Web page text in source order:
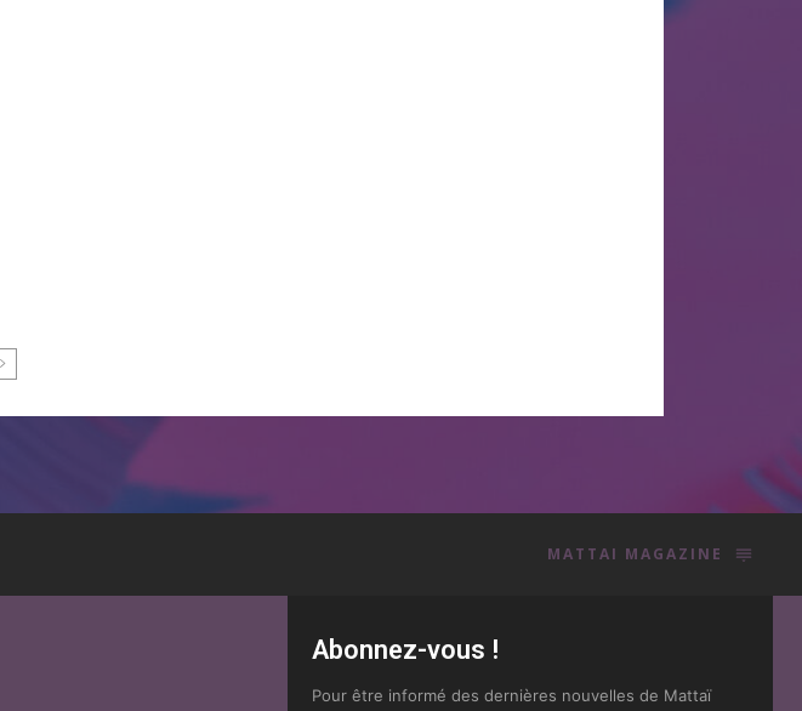
MATTAI MAGAZINE
Abonnez-vous !
Pour être informé des dernières nouvelles de Mattaï